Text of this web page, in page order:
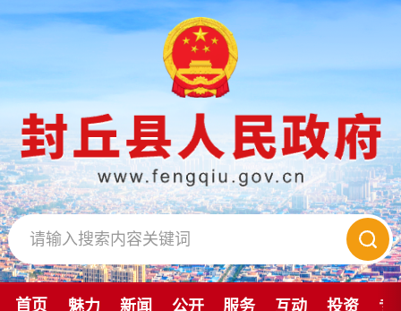
首页 魅力 新闻 公开 服务 互动 投资 专